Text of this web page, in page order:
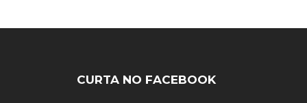
CURTA NO FACEBOOK